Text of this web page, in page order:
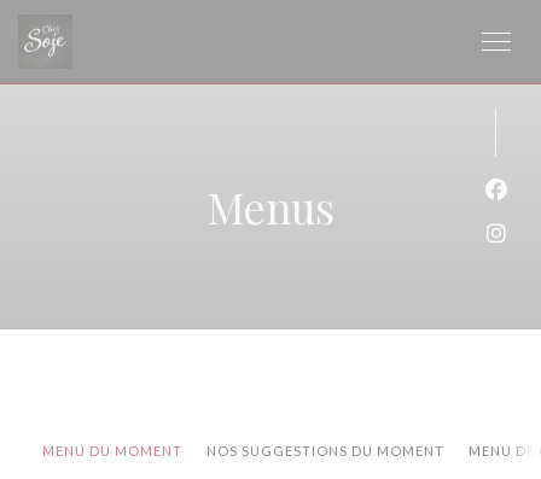
Menus
MENU DU MOMENT NOS SUGGESTIONS DU MOMENT MENU DE